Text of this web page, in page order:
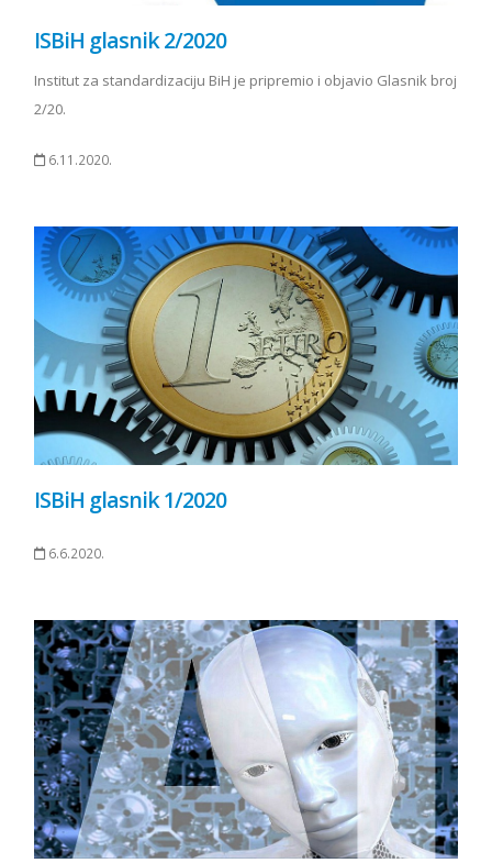
ISBiH glasnik 2/2020
Institut za standardizaciju BiH je pripremio i objavio Glasnik broj
2/20.
6.11.2020.
ISBiH glasnik 1/2020
6.6.2020.